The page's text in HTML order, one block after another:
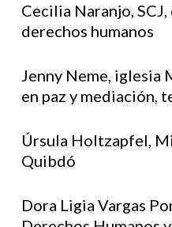
Cecilia Naranjo,
derechos humanos
Jenny Neme, iglesia
en paz y mediación,
Úrsula Holtzapfel,
Quibdó
Dora Ligia Vargas